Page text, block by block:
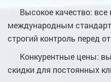
Высокое качество:
международным
строгий контроль перед
Конкурентные цены:
скидки для постоянных